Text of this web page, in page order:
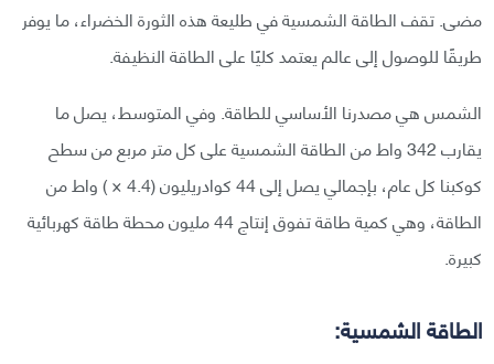
مضى. تقف الطاقة الشمسية في طليعة هذه الثورة الخضراء، ما يوفر
طريقًا للوصول إلى عالم يعتمد كليًا على الطاقة النظيفة.
الشمس هي مصدرنا الأساسي للطاقة. وفي المتوسط، يصل ما
يقارب 342 واط من الطاقة الشمسية على كل متر مربع من سطح
كوكبنا كل عام، بإجمالي يصل إلى 44 كوادريليون (4.4 × ) واط من
الطاقة، وهي كمية طاقة تفوق إنتاج 44 مليون محطة طاقة كهربائية
كبيرة.
الطاقة الشمسية: